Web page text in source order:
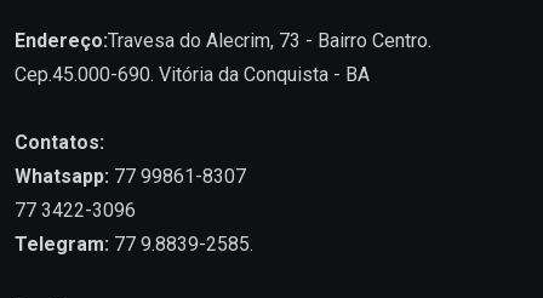
Endereço:Travesa do Alecrim, 73 - Bairro Centro.
Cep.45.000-690. Vitória da Conquista - BA
Contatos:
Whatsapp: 77 99861-8307
77 3422-3096
Telegram: 77 9.8839-2585.